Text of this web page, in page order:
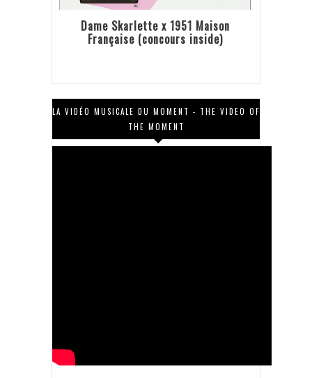
Dame Skarlette x 1951 Maison
Française (concours inside)
LA VIDÉO MUSICALE DU MOMENT - THE VIDEO OF
THE MOMENT